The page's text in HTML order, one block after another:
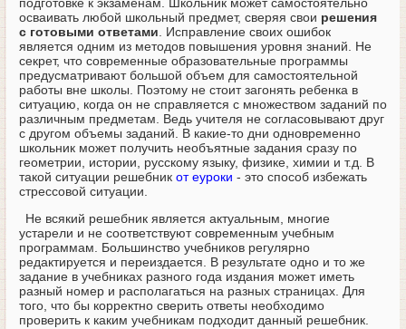
осваивать любой школьный предмет, сверяя свои решения
с готовыми ответами . Исправление своих ошибок
является одним из методов повышения уровня знаний. Не
секрет, что современные образовательные программы
предусматривают большой объем для самостоятельной
работы вне школы. Поэтому не стоит загонять ребенка в
ситуацию, когда он не справляется с множеством заданий по
различным предметам. Ведь учителя не согласовывают друг
с другом объемы заданий. В какие-то дни одновременно
школьник может получить необъятные задания сразу по
геометрии, истории, русскому языку, физике, химии и т.д. В
такой ситуации решебник от еуроки - это способ избежать
стрессовой ситуации.
Не всякий решебник является актуальным, многие
устарели и не соответствуют современным учебным
программам. Большинство учебников регулярно
редактируется и переиздается. В результате одно и то же
задание в учебниках разного года издания может иметь
разный номер и располагаться на разных страницах. Для
того, что бы корректно сверить ответы необходимо
проверить к каким учебникам подходит данный решебник.